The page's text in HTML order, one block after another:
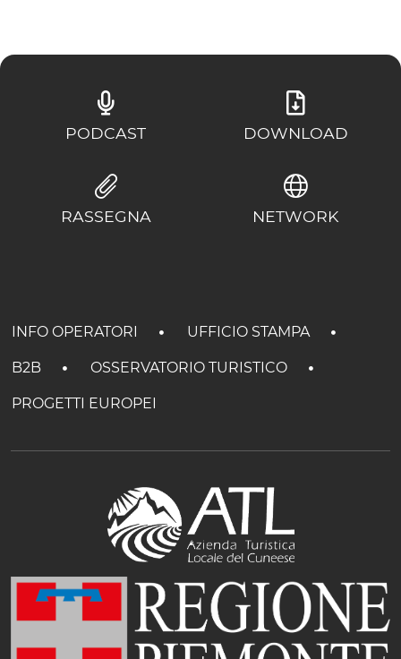
PODCAST DOWNLOAD
RASSEGNA NETWORK
INFO OPERATORI UFFICIO STAMPA
B2B OSSERVATORIO TURISTICO
PROGETTI EUROPEI